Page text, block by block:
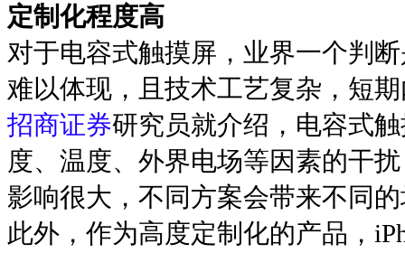
定制化程度高
对于电容式触摸屏，业界一个判
难以体现，且技术工艺复杂，短
招商证券研究员就介绍，电容式
度、温度、外界电场等因素的干
影响很大，不同方案会带来不同
此外，作为高度定制化的产品，